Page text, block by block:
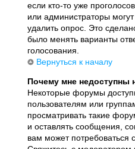
если кто-то уже
или администраторы
удалить опрос. Это
было менять варианты
голосования.
Вернуться к началу
Почему мне
Некоторые форумы
пользователям или
просматривать такие
и оставлять сообщения,
вам может потребоваться